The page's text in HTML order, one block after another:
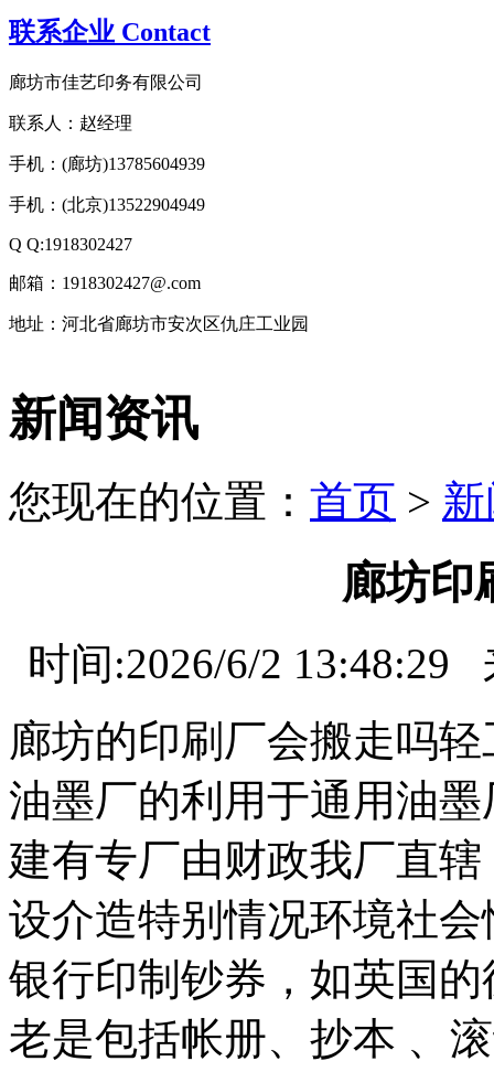
联系企业 Contact
廊坊市佳艺印务有限公司
联系人：赵经理
手机：(廊坊)13785604939
手机：(北京)13522904949
Q Q:1918302427
邮箱：1918302427@.com
地址：河北省廊坊市安次区仇庄工业园
术
支
京
有
海
有
肥
设
备
天
津
有
机
设
备
重
庆
机
肥
新闻资讯
您现在的位置： 首页 >
廊坊印
时间:2026/6/2 13:48:29
廊坊的印刷厂会搬走吗
油墨厂的利用于通用油
建有专厂由财政我厂直
设介造特别情况环境社
银行印制钞券，如英国
老是包括帐册、抄本 、